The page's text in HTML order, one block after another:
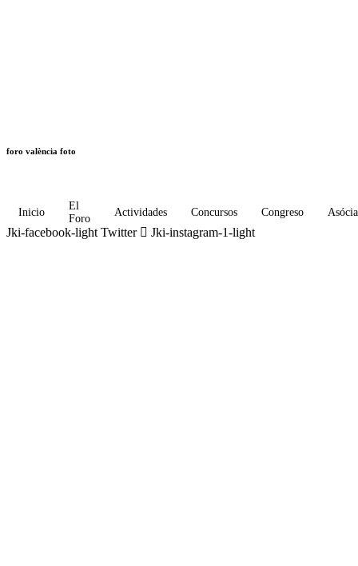
foro valència foto
Inicio
El
Foro
Actividades Concursos Congreso
Jki-facebook-light Twitter Jki-instagram-1-light